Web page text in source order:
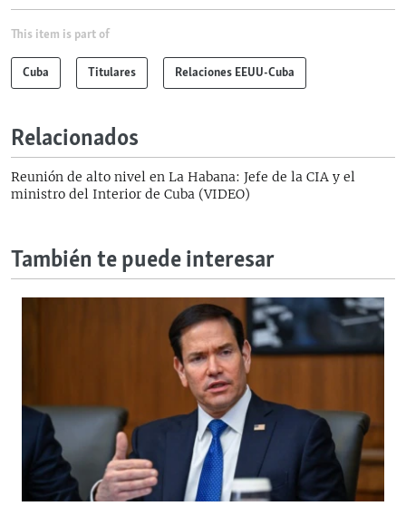
This item is part of
Cuba Titulares Relaciones EEUU-Cuba
Relacionados
Reunión de alto nivel en La Habana: Jefe de la CIA y el
ministro del Interior de Cuba (VIDEO)
También te puede interesar